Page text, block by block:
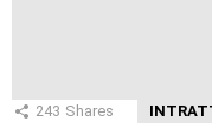
243 Shares